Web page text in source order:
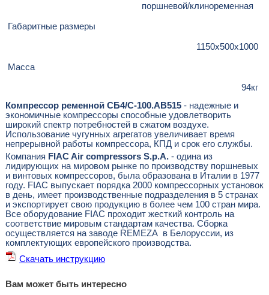
поршневой/клиноременная
Габаритные размеры
1150х500х1000
Масса
94кг
Компрессор ременной СБ4/С-100.AB515- надежные и
экономичные компрессоры способные удовлетворить
широкий спектр потребностей в сжатом воздухе.
Использование чугунных агрегатов увеличивает время
непрерывной работы компрессора, КПД и срок его службы.
Компания FIAC Air compressors S.p.A.- одина из
лидирующих на мировом рынке по производству поршневых
и винтовых компрессоров, была образована в Италии в 1977
году. FIAC выпускает порядка 2000 компрессорных установок
в день, имеет производственные подразделения в 5 странах
и экспортирует свою продукцию в более чем 100 стран мира.
Все оборудование FIAC проходит жесткий контроль на
соответствие мировым стандартам качества. Сборка
осуществляется на заводе REMEZA в Белоруссии, из
комплектующих европейского производства.
Скачать инструкцию
Вам может быть интересно